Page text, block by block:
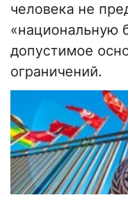
человека не
«национальную
допустимое
ограничений.